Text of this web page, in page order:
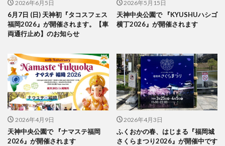
2026年6月5日
6月7日 (日) 天神初『タコスフェス
福岡2026』が開催されます。【車
両通行止め】のお知らせ
2026年5月15日
天神中央公園で 『KYUSHUハシゴ
横丁2026』が開催されます
2026年4月9日
天神中央公園で 『ナマステ福岡
2026』が開催されます
2026年4月3日
ふくおかの春、はじまる『福岡城
さくらまつり2026』が開催中です